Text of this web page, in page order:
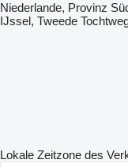
Niederlande, Provinz
IJssel, Tweede
Lokale Zeitzone des